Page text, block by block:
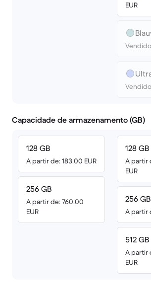
EUR
Vendido
Vendido
Capacidade de armazenamento (GB)
128 GB
A partir de: 183.00 EUR
256 GB
A partir de: 760.00
EUR
128 GB
A partir
EUR
256 GB
A partir
512 GB
A partir
EUR